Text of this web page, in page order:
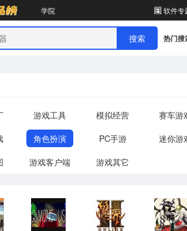
学院 软件专
热门搜
游戏工具 模拟经营
赛车游
角色扮演 PC手游
迷你游
游戏客户端 游戏其它